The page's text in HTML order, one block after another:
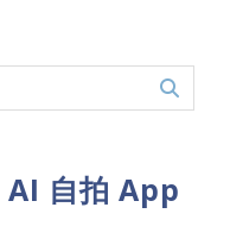
自拍 App